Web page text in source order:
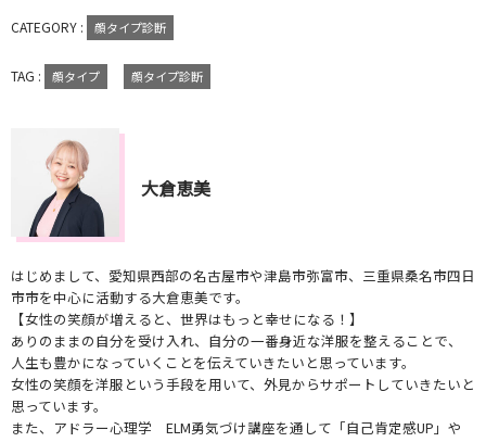
CATEGORY : 顔タイプ診断
TAG : 顔タイプ 顔タイプ診断
大倉恵美
はじめまして、愛知県西部の名古屋市や津島市弥富市、三重県桑名市四日
市市を中心に活動する大倉恵美です。
【女性の笑顔が増えると、世界はもっと幸せになる！】
ありのままの自分を受け入れ、自分の一番身近な洋服を整えることで、
人生も豊かになっていくことを伝えていきたいと思っています。
女性の笑顔を洋服という手段を用いて、外見からサポートしていきたいと
思っています。
また、アドラー心理学 ELM勇気づけ講座を通して「自己肯定感UP」や